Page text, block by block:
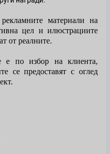
материали на
цел и илюстрациите
от реалните.
е по избор на клиента,
се предоставят с оглед